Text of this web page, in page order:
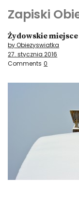
Zapiski
Podróże
Kultura i sztuka
Niezwyczajne
Dom na kółkach
Żydowskie
by Obiezyswiatka
27. stycznia 2016
Comments 0